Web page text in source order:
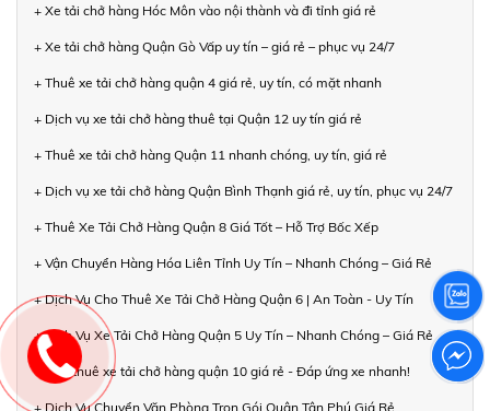
+ Xe tải chở hàng Hóc Môn vào nội thành và đi tỉnh giá rẻ
+ Xe tải chở hàng Quận Gò Vấp uy tín – giá rẻ – phục vụ 24/7
+ Thuê xe tải chở hàng quận 4 giá rẻ, uy tín, có mặt nhanh
+ Dịch vụ xe tải chở hàng thuê tại Quận 12 uy tín giá rẻ
+ Thuê xe tải chở hàng Quận 11 nhanh chóng, uy tín, giá rẻ
+ Dịch vụ xe tải chở hàng Quận Bình Thạnh giá rẻ, uy tín, phục vụ 24/7
+ Thuê Xe Tải Chở Hàng Quận 8 Giá Tốt – Hỗ Trợ Bốc Xếp
+ Vận Chuyển Hàng Hóa Liên Tỉnh Uy Tín – Nhanh Chóng – Giá Rẻ
+ Dịch Vụ Cho Thuê Xe Tải Chở Hàng Quận 6 | An Toàn - Uy Tín
+ Dịch Vụ Xe Tải Chở Hàng Quận 5 Uy Tín – Nhanh Chóng – Giá Rẻ
+ Cho thuê xe tải chở hàng quận 10 giá rẻ - Đáp ứng xe nhanh!
+ Dịch Vụ Chuyển Văn Phòng Trọn Gói Quận Tân Phú Giá Rẻ